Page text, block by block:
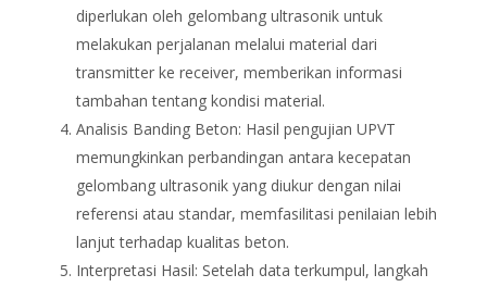
diperlukan oleh gelombang ultrasonik untuk
melakukan perjalanan melalui material dari
transmitter ke receiver, memberikan informasi
tambahan tentang kondisi material.
Analisis Banding Beton: Hasil pengujian UPVT
memungkinkan perbandingan antara kecepatan
gelombang ultrasonik yang diukur dengan nilai
referensi atau standar, memfasilitasi penilaian lebih
lanjut terhadap kualitas beton.
Interpretasi Hasil: Setelah data terkumpul, langkah